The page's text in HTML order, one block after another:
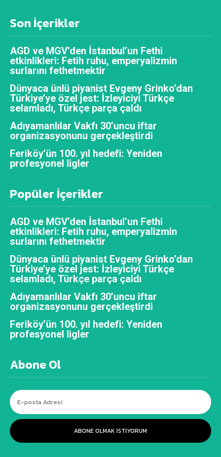
Son İçerikler
AGD ve MGV’den İstanbul’un Fethi
etkinlikleri: Fetih ruhu, emperyalizmin
surlarını fethetmektir
Dünyaca ünlü piyanist Evgeny Grinko’dan
Türkiye’ye özel jest: İzleyiciyi Türkçe
selamladı, Türkçe parça çaldı
Adıyamanlılar Vakfı 30’uncu iftar
organizasyonunu gerçekleştirdi
Feriköy’ün 100. yıl hedefi: Yeniden
profesyonel ligler
Popüler İçerikler
AGD ve MGV’den İstanbul’un Fethi
etkinlikleri: Fetih ruhu, emperyalizmin
surlarını fethetmektir
Dünyaca ünlü piyanist Evgeny Grinko’dan
Türkiye’ye özel jest: İzleyiciyi Türkçe
selamladı, Türkçe parça çaldı
Adıyamanlılar Vakfı 30’uncu iftar
organizasyonunu gerçekleştirdi
Feriköy’ün 100. yıl hedefi: Yeniden
profesyonel ligler
Abone Ol
ABONE OLMAK ISTIYORUM